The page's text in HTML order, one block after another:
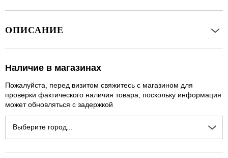
ОПИСАНИЕ
Наличие в магазинах
Пожалуйста, перед визитом свяжитесь с магазином для
проверки фактического наличия товара, поскольку информация
может обновляться с задержкой
Выберите город...